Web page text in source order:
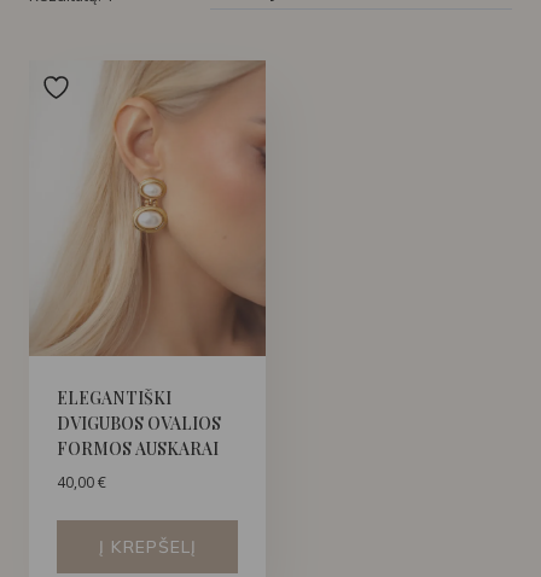
ELEGANTIŠKI
DVIGUBOS OVALIOS
FORMOS AUSKARAI
40,00€
Į KREPŠELĮ